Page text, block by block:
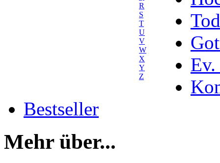
R
S
T
U
V
W
X
Y
Z
Ev.
Bestseller
Mehr über...